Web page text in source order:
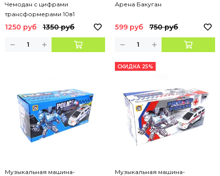
Чемодан с цифрами
трансформерами 10в1
1250 руб 1350 руб
Арена Бакуган
599 руб 750 руб
Музыкальная машина-
СКИДКА 25%
Музыкальная машина-